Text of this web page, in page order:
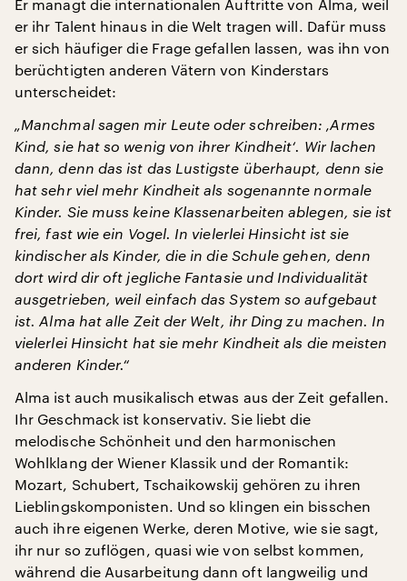
Er managt die internationalen Auftritte von Alma, weil
er ihr Talent hinaus in die Welt tragen will. Dafür muss
er sich häufiger die Frage gefallen lassen, was ihn von
berüchtigten anderen Vätern von Kinderstars
unterscheidet:
„Manchmal sagen mir Leute oder schreiben: ‚Armes
Kind, sie hat so wenig von ihrer Kindheit‘. Wir lachen
dann, denn das ist das Lustigste überhaupt, denn sie
hat sehr viel mehr Kindheit als sogenannte normale
Kinder. Sie muss keine Klassenarbeiten ablegen, sie ist
frei, fast wie ein Vogel. In vielerlei Hinsicht ist sie
kindischer als Kinder, die in die Schule gehen, denn
dort wird dir oft jegliche Fantasie und Individualität
ausgetrieben, weil einfach das System so aufgebaut
ist. Alma hat alle Zeit der Welt, ihr Ding zu machen. In
vielerlei Hinsicht hat sie mehr Kindheit als die meisten
anderen Kinder.“
Alma ist auch musikalisch etwas aus der Zeit gefallen.
Ihr Geschmack ist konservativ. Sie liebt die
melodische Schönheit und den harmonischen
Wohlklang der Wiener Klassik und der Romantik:
Mozart, Schubert, Tschaikowskij gehören zu ihren
Lieblingskomponisten. Und so klingen ein bisschen
auch ihre eigenen Werke, deren Motive, wie sie sagt,
ihr nur so zuflögen, quasi wie von selbst kommen,
während die Ausarbeitung dann oft langweilig und